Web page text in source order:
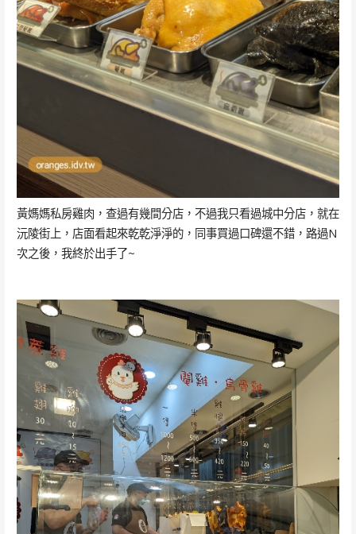
黃媽媽私房雞肉，查過有幾間分店，不過我只看過城中分店，就在
沅陵街上，店面看起來乾乾淨淨的，同事買過口碑還不錯，路過N
次之後，我終於出手了~